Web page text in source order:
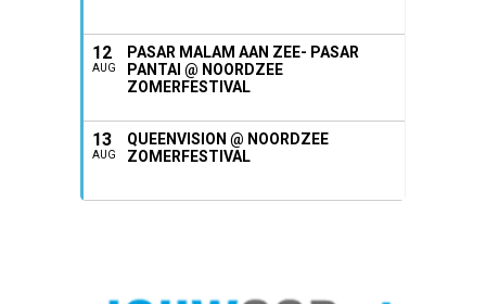
12
AUG
PASAR MALAM AAN ZEE- PASAR
PANTAI @ NOORDZEE
ZOMERFESTIVAL
13
AUG
QUEENVISION @ NOORDZEE
ZOMERFESTIVAL